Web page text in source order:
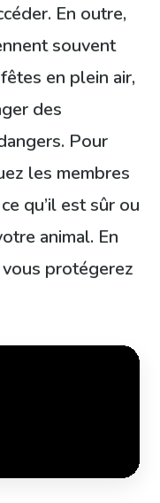
En outre,
souvent
en plein air,
des
Pour
les membres
qu’il est sûr ou
animal. En
protégerez